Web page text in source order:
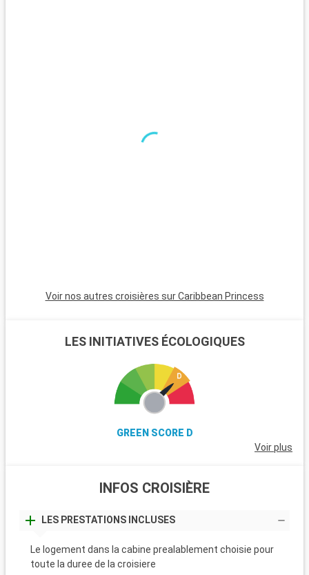
minutes, est incontournable avec son atmosphère animée,
Voir nos autres croisières sur Caribbean Princess
LES INITIATIVES ÉCOLOGIQUES
GREEN SCORE D
Voir plus
INFOS CROISIÈRE
LES PRESTATIONS INCLUSES
Le logement dans la cabine prealablement choisie pour
toute la duree de la croisiere